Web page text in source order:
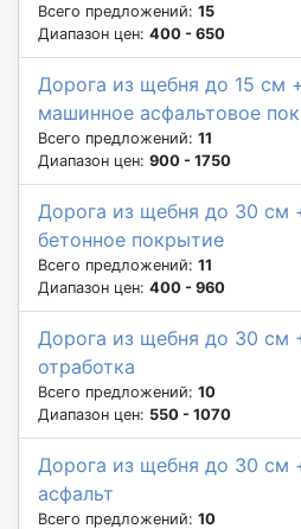
Всего предложений: 15
Диапазон цен: 400 - 650
Дорога из щебня до 15 см +
машинное асфальтовое
Всего предложений: 11
Диапазон цен: 900 - 1750
Дорога из щебня до 30 см
бетонное покрытие
Всего предложений: 11
Диапазон цен: 400 - 960
Дорога из щебня до 30 см
отработка
Всего предложений: 10
Диапазон цен: 550 - 1070
Дорога из щебня до 30 см
асфальт
Всего предложений: 10